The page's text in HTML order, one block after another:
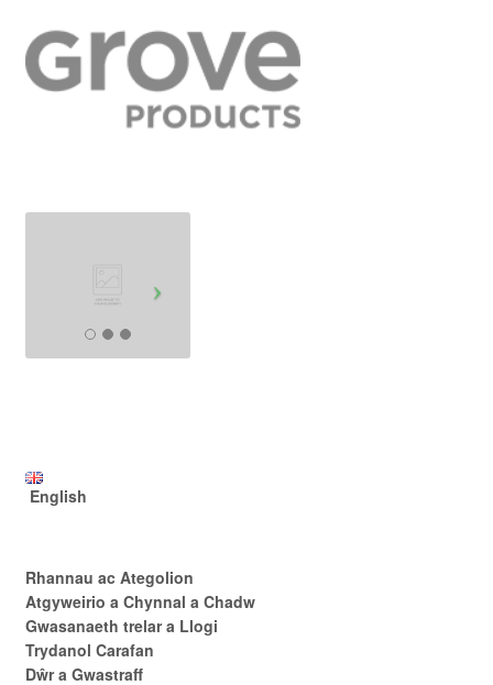
English
Rhannau ac Ategolion
Atgyweirio a Chynnal a Chadw
Gwasanaeth trelar a Llogi
Trydanol Carafan
Dŵr a Gwastraff